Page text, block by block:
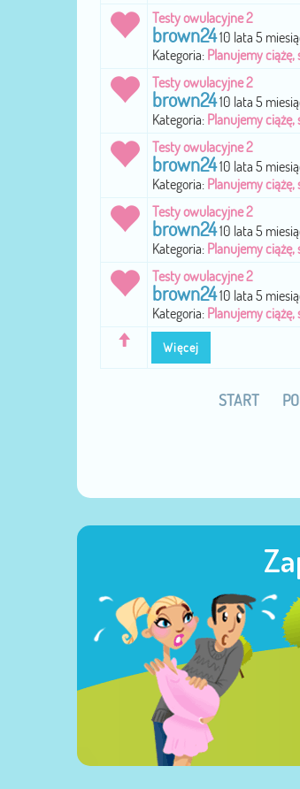
Więcej
Testy owulacyjne 2
brown2410 lata 5
Kategoria: Planujemy ciążę,
Testy owulacyjne 2
brown2410 lata 5
Kategoria: Planujemy ciążę,
Testy owulacyjne 2
brown2410 lata 5
Kategoria: Planujemy ciążę,
Testy owulacyjne 2
brown2410 lata 5
Kategoria: Planujemy ciążę,
Testy owulacyjne 2
brown2410 lata 5
Kategoria: Planujemy ciążę,
START